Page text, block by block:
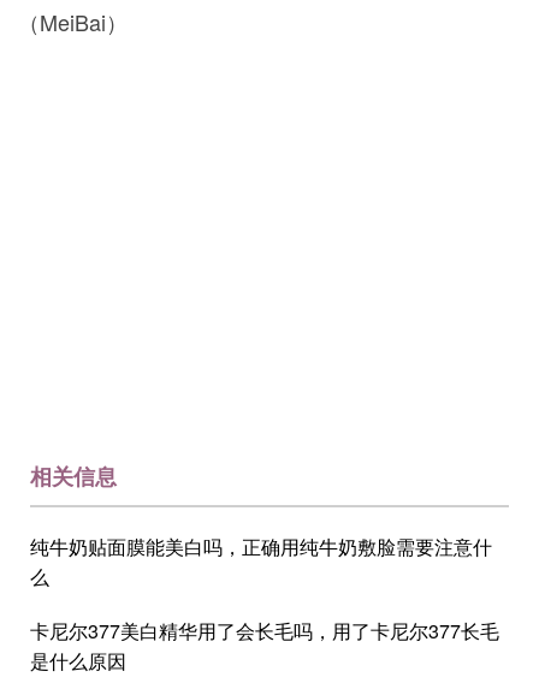
（MeiBai）
相关信息
纯牛奶贴面膜能美白吗，正确用纯牛奶敷脸需要注意什
么
卡尼尔377美白精华用了会长毛吗，用了卡尼尔377长毛
是什么原因